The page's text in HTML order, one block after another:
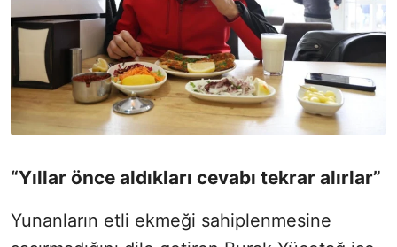
“Yıllar önce aldıkları cevabı tekrar alırlar”
Yunanların etli ekmeği sahiplenmesine